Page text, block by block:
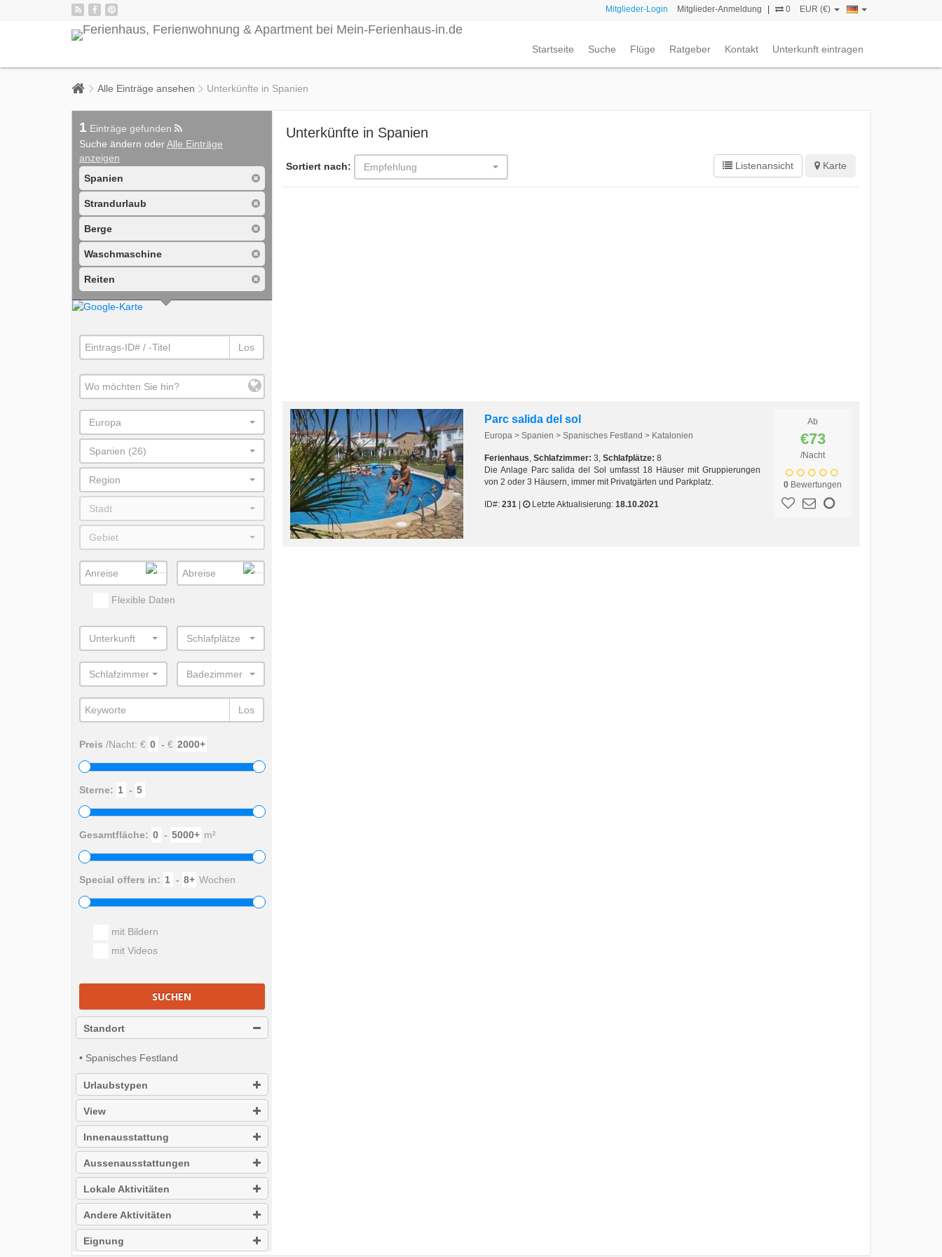
Mitglieder-Login Mitglieder-Anmeldung 0 EUR (€)
Startseite Suche Flüge Ratgeber Kontakt Unterkunft eintragen
Alle Einträge ansehen Unterkünfte in Spanien
Unterkünfte in Spanien
Sortiert nach: Empfehlung Listenansicht Karte
Parc salida del sol
Europa > Spanien > Spanisches Festland > Katalonien
Ferienhaus, Schlafzimmer: 3, Schlafplätze: 8
Die Anlage Parc salida del Sol umfasst 18 Häuser mit Gruppierungen
von 2 oder 3 Häusern, immer mit Privatgärten und Parkplatz.
ID#: 231| Letzte Aktualisierung: 18.10.2021
Ab
€73
/Nacht
0 Bewertungen
1 Einträge gefunden
Suche ändern oderAlle Einträge
anzeigen
Spanien
Strandurlaub
Berge
Waschmaschine
Reiten
Los
Europa
Spanien (26)
Region
Stadt
Gebiet
Flexible Daten
Unterkunft Schlafplätze
Schlafzimmer Badezimmer
Los
Preis /Nacht: € - €
Sterne: -
Gesamtfläche: - m²
Special offers in: - Wochen
mit Bildern
mit Videos
SUCHEN
Standort
• Spanisches Festland
Urlaubstypen
View
Innenausstattung
Aussenausstattungen
Lokale Aktivitäten
Andere Aktivitäten
Eignung